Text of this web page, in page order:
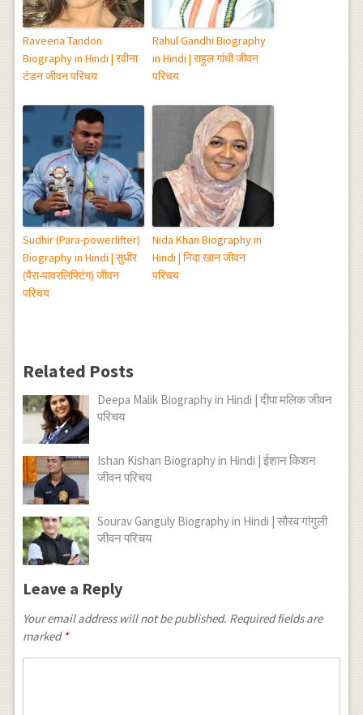
Raveena Tandon
Biography in Hindi | रवीना
टंडन जीवन परिचय
Rahul Gandhi Biography
in Hindi | राहुल गांधी जीवन
परिचय
Sudhir (Para-powerlifter)
Biography in Hindi | सुधीर
(पैरा-पावरलिफ्टिंग) जीवन
परिचय
Nida Khan Biography in
Hindi | निदा खान जीवन
परिचय
Related Posts
Deepa Malik Biography in Hindi | दीपा मलिक जीवन
परिचय
Ishan Kishan Biography in Hindi | ईशान किशन
जीवन परिचय
Sourav Ganguly Biography in Hindi | सौरव गांगुली
जीवन परिचय
Leave a Reply
Your email address will not be published. Required fields are
marked *